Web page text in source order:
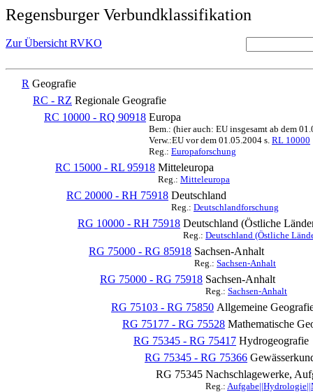
Regensburger Verbundklassifikation
Zur Übersicht RVKO
R Geografie
RC - RZ Regionale Geografie
RC 10000 - RQ 90918 Europa
Bem.: (hier auch: EU insgesamt ab dem
Verw.:EU vor dem 01.05.2004 s. RL 10000
Reg.: Europaforschung
RC 15000 - RL 95918 Mitteleuropa
Reg.: Mitteleuropa
RC 20000 - RH 75918 Deutschland
Reg.: Deutschlandforschung
RG 10000 - RH 75918 Deutschland (Östliche
Reg.: Deutschland (Östliche
RG 75000 - RG 85918 Sachsen-Anhalt
Reg.: Sachsen-Anhalt
RG 75000 - RG 75918 Sachsen-Anhalt
Reg.: Sachsen-Anhalt
RG 75103 - RG 75850 Allgemeine
RG 75177 - RG 75528 Mathematische
RG 75345 - RG 75417 Hydrogeografie
RG 75345 - RG 75366
RG 75345 Nachschlagewerke,
Reg.: